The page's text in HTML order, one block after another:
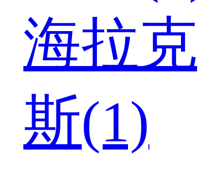
海拉克
斯(1)